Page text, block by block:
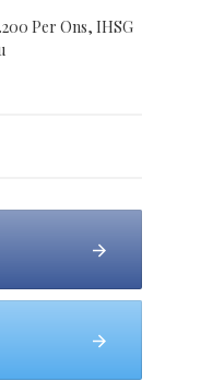
Per Ons, IHSG